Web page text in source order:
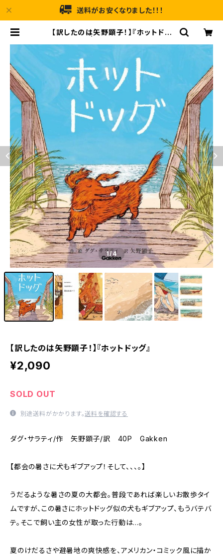
送料がお安くなりました！！！
【訳したのは矢野顕子！】『ホットドッ
1/4
【訳したのは矢野顕子！】『ホットドッグ』
¥2,090
SOLD OUT
別途送料がかかります。送料を確認する
ダグ・サラティ/作 矢野顕子/訳 40P Gakken
【都会の暑さに犬もギブアップ！そして、、、。】
うだるような暑さの夏の大都会。普段であれば楽しいお散歩タイ
ムですが、この暑さにホットドッグ似の犬もギブアップ、もうバテバ
テ。そこで飼い主の女性が取った行動は…。
夏のけだるさや避暑地の爽快感を、アメリカン・コミック風に描か